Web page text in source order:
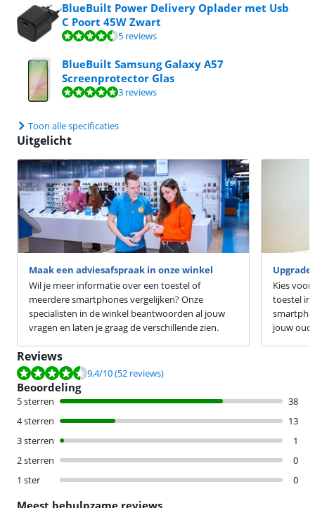
BlueBuilt Power Delivery Oplader met Usb
C Poort 45W Zwart
Beoordeling is 8,6 van de 10, gebaseerd op 5 reviews.
5 reviews
BlueBuilt Samsung Galaxy A57
Screenprotector Glas
Beoordeling is 9,9 van de 10, gebaseerd op 3 reviews.
3 reviews
Toon alle specificaties
Uitgelicht
Maak een adviesafspraak in onze winkel
Wil je meer informatie over een toestel of
meerdere smartphones vergelijken? Onze
specialisten in de winkel beantwoorden al jouw
vragen en laten je graag de verschillende zien.
Kies
toestel in
jouw
Reviews
Beoordeling is 9,4 van de 10, gebaseerd op 52 reviews.
9,4/10(52 reviews)
Beoordeling
5 sterren
38
4 sterren
13
3 sterren
1
2 sterren
0
1 ster
0